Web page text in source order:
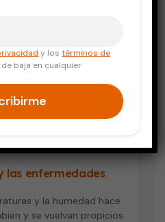
las enfermedades
y la humedad hace
y se vuelvan propicios
y lostérminos de
baja en cualquier